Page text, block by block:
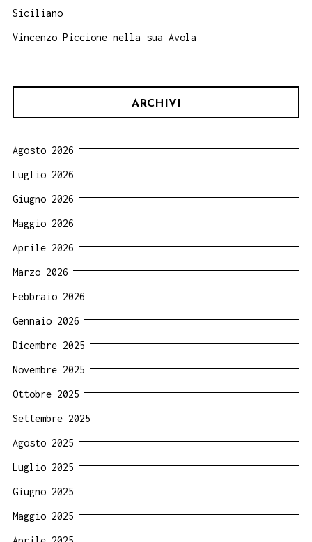
Siciliano
Vincenzo Piccione nella sua Avola
ARCHIVI
Agosto 2026
Luglio 2026
Giugno 2026
Maggio 2026
Aprile 2026
Marzo 2026
Febbraio 2026
Gennaio 2026
Dicembre 2025
Novembre 2025
Ottobre 2025
Settembre 2025
Agosto 2025
Luglio 2025
Giugno 2025
Maggio 2025